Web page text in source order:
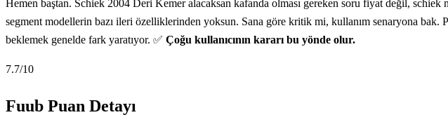
Hemen baştan. Schiek 2004 Deri Kemer alacaksan kafanda olması gereken soru fiyat değil,
segment modellerin bazı ileri özelliklerinden yoksun. Sana göre kritik mi, kullanım senaryona bak.
beklemek genelde fark yaratıyor. ✅ Çoğu kullanıcının kararı bu yönde olur.
7.7/10
Fuub Puan Detayı